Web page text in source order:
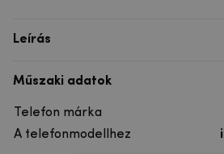
Leírás
Műszaki adatok
Telefon márka
A telefonmodellhez